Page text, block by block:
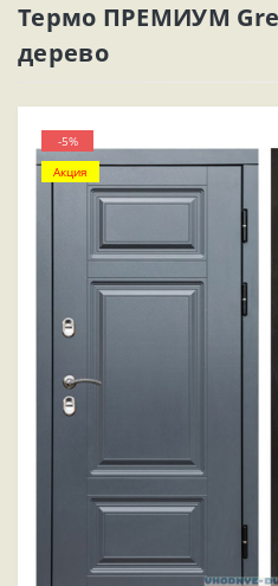
Термо ПРЕМИУМ
дерево
-5%
Акция